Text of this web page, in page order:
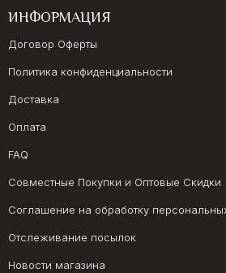
ИНФОРМАЦИЯ
Договор Оферты
Политика конфиденциальности
Доставка
Оплата
FAQ
Совместные Покупки и Оптовые Скидки
Соглашение на обработку
Отслеживание посылок
Новости магазина